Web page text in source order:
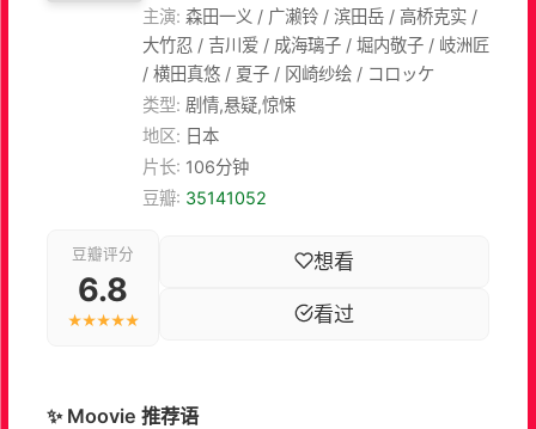
主演: 森田一义 / 广濑铃 / 滨田岳 / 高桥克实 /
大竹忍 / 吉川爱 / 成海璃子 / 堀内敬子 / 岐洲匠
/ 横田真悠 / 夏子 / 冈崎纱绘 / コロッケ
类型: 剧情,悬疑,惊悚
地区: 日本
片长: 106分钟
豆瓣: 35141052
豆瓣评分
6.8
★★★★★
想看
看过
✨ Moovie 推荐语